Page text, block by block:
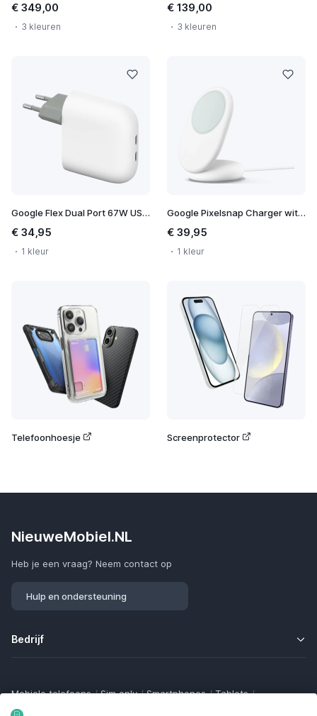
€ 349,00
3 kleuren
€ 139,00
3 kleuren
Google Flex Dual Port 67W USB-C Fast Charger
€ 34,95
1 kleur
Google Pixelsnap Charger with Stand
€ 39,95
1 kleur
Telefoonhoesje Screenprotector
NieuweMobiel.NL
Heb je een vraag? Neem contact op
Hulp en ondersteuning
Bedrijf
Mobiele telefoons / Sim only / Smartphones / Tablets /
Smartwatches